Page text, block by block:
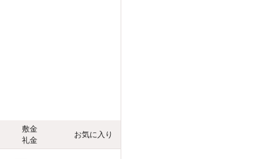
敷金
礼金
お気に入り